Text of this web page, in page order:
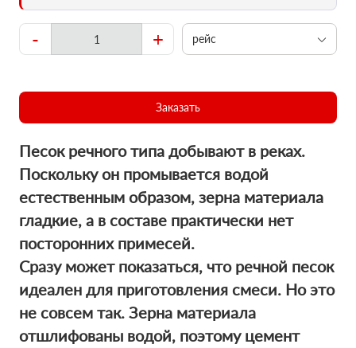
- + рейс
Заказать
Песок речного типа добывают в реках.
Поскольку он промывается водой
естественным образом, зерна материала
гладкие, а в составе практически нет
посторонних примесей.
Сразу может показаться, что речной песок
идеален для приготовления смеси. Но это
не совсем так. Зерна материала
отшлифованы водой, поэтому цемент